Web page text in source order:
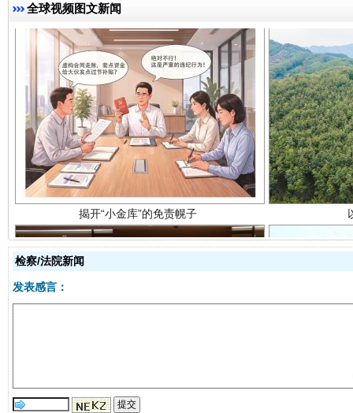
全球视频图文新闻
揭开“小金库”的免责幌子
检察/法院新闻
发表感言：